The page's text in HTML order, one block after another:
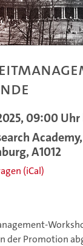
09:00
A1012
(iCal)
der Promotion